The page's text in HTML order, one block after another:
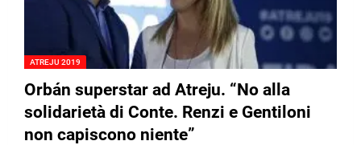
ATREJU 2019
Orbán superstar ad Atreju. “No alla
solidarietà di Conte. Renzi e Gentiloni
non capiscono niente”